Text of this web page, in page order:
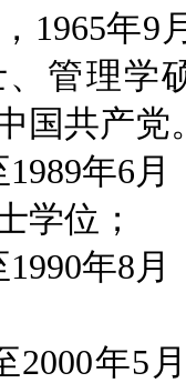
年9
管理学
国共产党
年6月
学位；
年8月
年5